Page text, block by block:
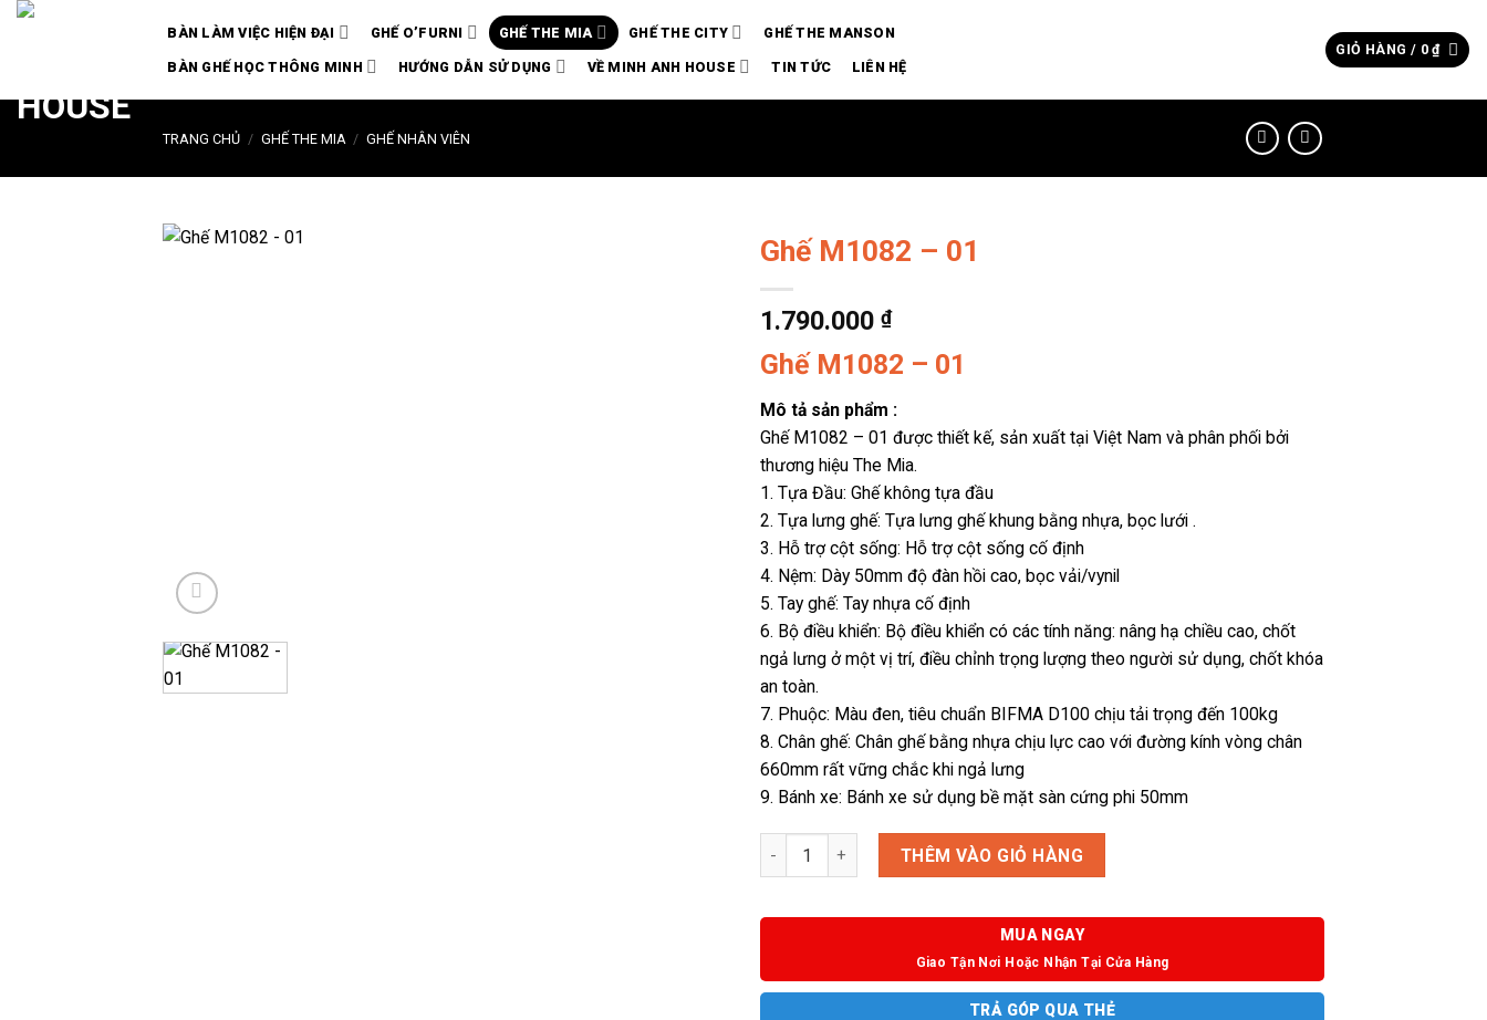
Chuyển
dung
BÀN LÀM VIỆC HIỆN ĐẠI GHẾ O’FURNI GHẾ THE MIA GHẾ THE CITY GHẾ THE MANSON
BÀN GHẾ HỌC THÔNG MINH HƯỚNG DẪN SỬ DỤNG VỀ MINH ANH HOUSE TIN TỨC LIÊN HỆ
GIỎ HÀNG / 0₫
TRANG CHỦ / GHẾ THE MIA / GHẾ NHÂN VIÊN
Ghế M1082 – 01
1.790.000 ₫
Ghế M1082 – 01
Mô tả sản phẩm :
Ghế M1082 – 01 được thiết kế, sản xuất tại Việt Nam và phân phối bởi
thương hiệu The Mia.
1. Tựa Đầu: Ghế không tựa đầu
2. Tựa lưng ghế: Tựa lưng ghế khung bằng nhựa, bọc lưới .
3. Hỗ trợ cột sống: Hỗ trợ cột sống cố định
4. Nệm: Dày 50mm độ đàn hồi cao, bọc vải/vynil
5. Tay ghế: Tay nhựa cố định
6. Bộ điều khiển: Bộ điều khiển có các tính năng: nâng hạ chiều cao, chốt
ngả lưng ở một vị trí, điều chỉnh trọng lượng theo người sử dụng, chốt khóa
an toàn.
7. Phuộc: Màu đen, tiêu chuẩn BIFMA D100 chịu tải trọng đến 100kg
8. Chân ghế: Chân ghế bằng nhựa chịu lực cao với đường kính vòng chân
660mm rất vững chắc khi ngả lưng
9. Bánh xe: Bánh xe sử dụng bề mặt sàn cứng phi 50mm
Ghế M1082 - 01 số lượng
THÊM VÀO GIỎ HÀNG
MUA NGAY
Giao Tận Nơi Hoặc Nhận Tại Cửa Hàng
TRẢ GÓP QUA THẺ